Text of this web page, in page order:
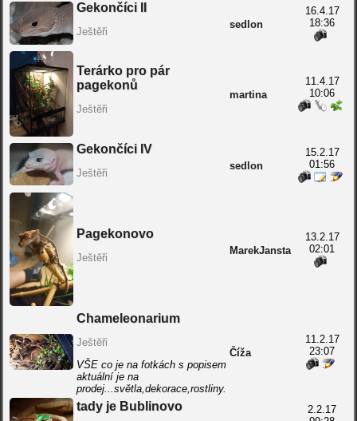
Gekončíci II
Ještěři
sedlon
16.4.17
18:36
Terárko pro pár
pagekonů
Ještěři
martina
11.4.17
10:06
Gekončíci IV
Ještěři
sedlon
15.2.17
01:56
Pagekonovo
Ještěři
MarekJansta
13.2.17
02:01
Chameleonarium
Ještěři
VŠE co je na fotkách s popisem
aktuální je na
prodej...světla,dekorace,rostliny.
Číža
11.2.17
23:07
tady je Bublinovo
2.2.17